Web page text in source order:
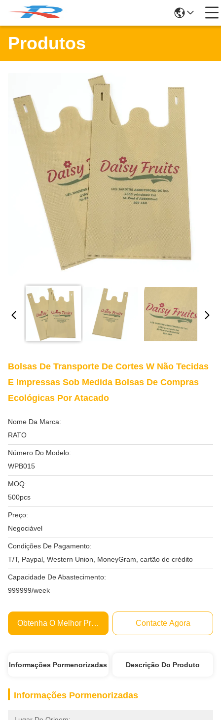
Produtos
Bolsas De Transporte De Cortes W Não Tecidas
E Impressas Sob Medida Bolsas De Compras
Ecológicas Por Atacado
Nome Da Marca:
RATO
Número Do Modelo:
WPB015
MOQ:
500pcs
Preço:
Negociável
Condições De Pagamento:
T/T, Paypal, Western Union, MoneyGram, cartão de crédito
Capacidade De Abastecimento:
999999/week
Obtenha O Melhor Preço Contacte Agora
Informações Pormenorizadas Descrição Do Produto
Informações Pormenorizadas